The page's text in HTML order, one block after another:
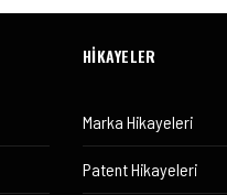
HİKAYELER
Marka Hikayeleri
Patent Hikayeleri